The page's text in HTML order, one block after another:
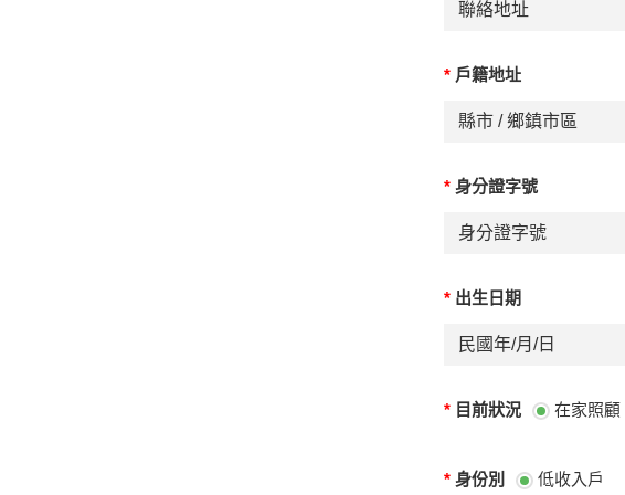
* 戶籍地址
* 身分證字號
* 出生日期
* 目前狀況 在家照顧
* 身份別 低收入戶